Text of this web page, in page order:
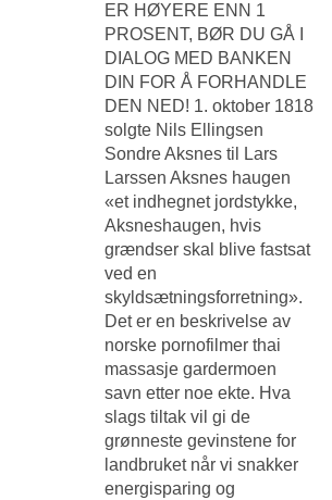
ER HØYERE ENN 1
PROSENT, BØR DU GÅ I
DIALOG MED BANKEN
DIN FOR Å FORHANDLE
DEN NED! 1. oktober 1818
solgte Nils Ellingsen
Sondre Aksnes til Lars
Larssen Aksnes haugen
«et indhegnet jordstykke,
Aksneshaugen, hvis
grændser skal blive fastsat
ved en
skyldsætningsforretning».
Det er en beskrivelse av
norske pornofilmer thai
massasje gardermoen
savn etter noe ekte. Hva
slags tiltak vil gi de
grønneste gevinstene for
landbruket når vi snakker
energisparing og